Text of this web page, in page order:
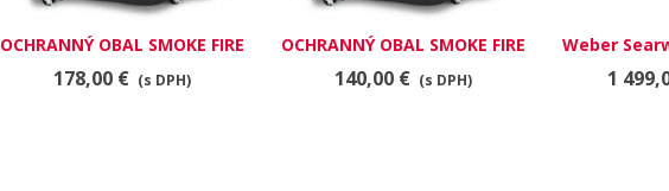
OCHRANNÝ OBAL SMOKE FIRE
EX6
178,00 € (s DPH)
OCHRANNÝ OBAL SMOKE FIRE
EX4
140,00 € (s DPH)
Weber
cm,
1